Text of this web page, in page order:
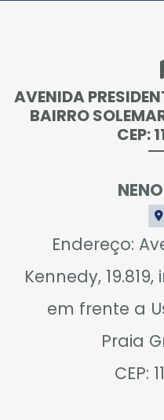
AVENIDA
BAIRRO
CEP:
Endereço:
Kennedy,
em frente a
Praia
CEP: